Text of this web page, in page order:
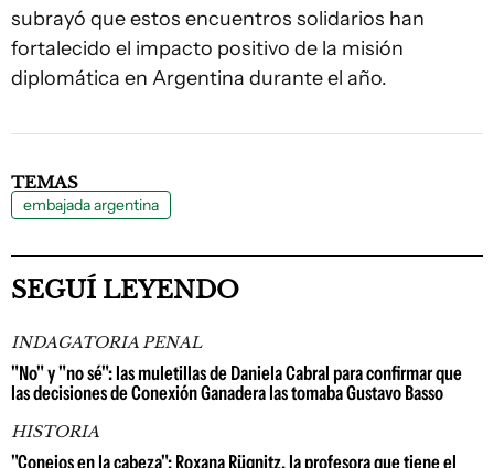
subrayó que estos encuentros solidarios han
fortalecido el impacto positivo de la misión
diplomática en Argentina durante el año.
TEMAS
embajada argentina
SEGUÍ LEYENDO
INDAGATORIA PENAL
"No" y "no sé": las muletillas de Daniela Cabral para confirmar que
las decisiones de Conexión Ganadera las tomaba Gustavo Basso
HISTORIA
"Conejos en la cabeza": Roxana Rügnitz, la profesora que tiene el